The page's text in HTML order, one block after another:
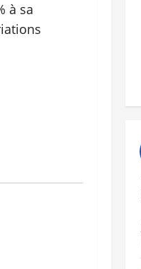
à sa